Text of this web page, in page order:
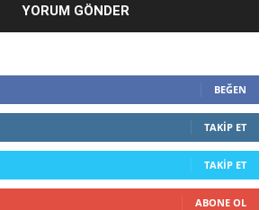
BEĞEN
TAKIP ET
TAKIP ET
ABONE OL